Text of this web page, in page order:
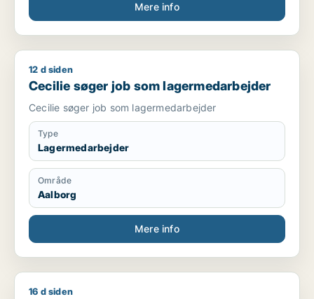
Mere info
Cecilie søger job som lagermedarbejder
12 d siden
Cecilie søger job som lagermedarbejder
Cecilie søger job som lagermedarbejder
Type
Lagermedarbejder
Område
Aalborg
Mere info
Kim søger job som ejendomsfunktionær
16 d siden